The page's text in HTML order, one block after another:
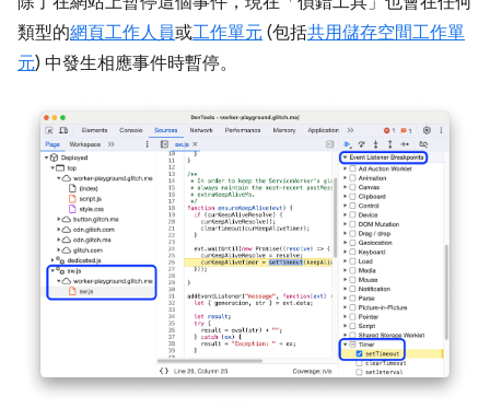
類型的網頁工作人員或工作單元 (包括共用儲存空間工作單
元) 中發生相應事件時暫停。